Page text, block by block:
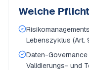
Welche
Lebenszyklus (Art.
Daten-
Validierungs- und